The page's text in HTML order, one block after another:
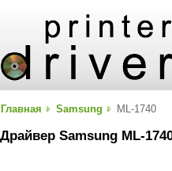
Главная Samsung ML-1740
Драйвер Samsung ML-